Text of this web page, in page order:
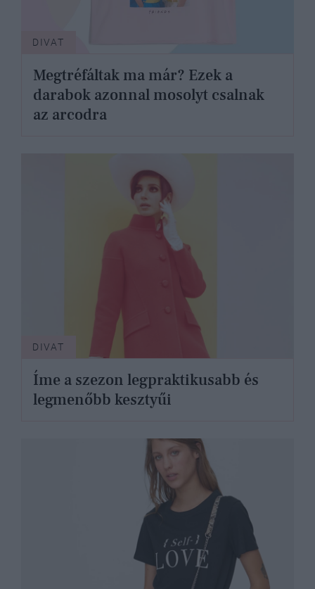
DIVAT
Megtréfáltak ma már? Ezek a
darabok azonnal mosolyt csalnak
az arcodra
DIVAT
Íme a szezon legpraktikusabb és
legmenőbb kesztyűi